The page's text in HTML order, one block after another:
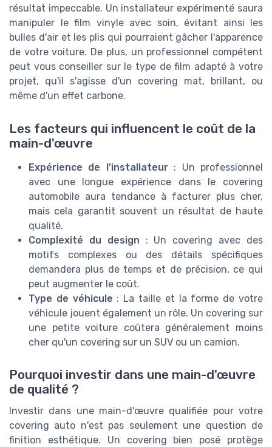
résultat impeccable. Un installateur expérimenté saura
manipuler le film vinyle avec soin, évitant ainsi les
bulles d'air et les plis qui pourraient gâcher l'apparence
de votre voiture. De plus, un professionnel compétent
peut vous conseiller sur le type de film adapté à votre
projet, qu'il s'agisse d'un covering mat, brillant, ou
même d'un effet carbone.
Les facteurs qui influencent le coût de la
main-d'œuvre
Expérience de l'installateur: Un professionnel
avec une longue expérience dans le covering
automobile aura tendance à facturer plus cher,
mais cela garantit souvent un résultat de haute
qualité.
Complexité du design : Un covering avec des
motifs complexes ou des détails spécifiques
demandera plus de temps et de précision, ce qui
peut augmenter le coût.
Type de véhicule : La taille et la forme de votre
véhicule jouent également un rôle. Un covering sur
une petite voiture coûtera généralement moins
cher qu'un covering sur un SUV ou un camion.
Pourquoi investir dans une main-d'œuvre
de qualité ?
Investir dans une main-d'œuvre qualifiée pour votre
covering auto n'est pas seulement une question de
finition esthétique. Un covering bien posé protège